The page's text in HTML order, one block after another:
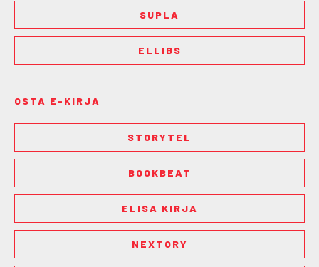
SUPLA
ELLIBS
OSTA E-KIRJA
STORYTEL
BOOKBEAT
ELISA KIRJA
NEXTORY